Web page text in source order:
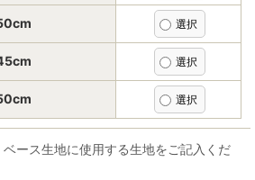
ース生地に使用する生地をご記入くだ